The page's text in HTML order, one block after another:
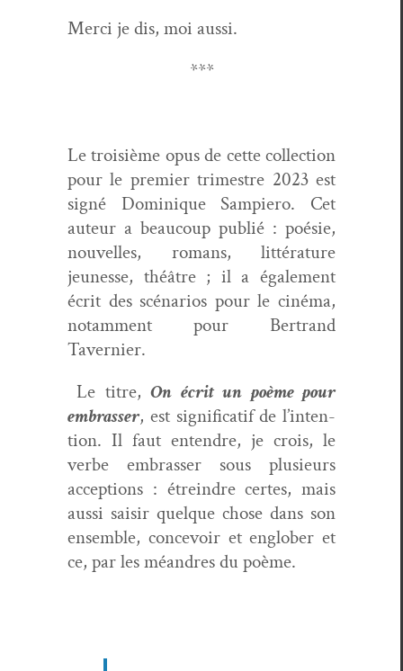
Mer­ci je dis, moi aussi.
***
Le troisième opus de cette col­lec­tion
pour le pre­mier trimestre 2023 est
signé Dominique Sampiero. Cet
auteur a beau­coup pub­lié : poésie,
nou­velles, romans, lit­téra­ture
jeunesse, théâtre ; il a égale­ment
écrit des scé­nar­ios pour le ciné­ma,
notam­ment pour Bertrand
Tavernier.
Le titre,On écrit un poème pour
embrass­er, est sig­ni­fi­catif de l’in­ten­
tion. Il faut enten­dre, je crois, le
verbe embrass­er sous plusieurs
accep­tions : étrein­dre certes, mais
aus­si saisir quelque chose dans son
ensem­ble, con­cevoir et englober et
ce, par les méan­dres du poème.